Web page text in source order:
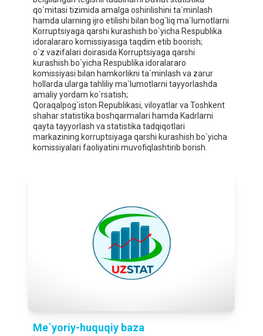
qo`mitasi tizimida amalga oshirilishini ta`minlash
hamda ularning ijro etilishi bilan bog`liq ma`lumotlarni
Korruptsiyaga qarshi kurashish bo`yicha Respublika
idoralararo komissiyasiga taqdim etib boorish;
o`z vazifalari doirasida Korruptsiyaga qarshi
kurashish bo`yicha Respublika idoralararo
komissiyasi bilan hamkorlikni ta`minlash va zarur
hollarda ularga tahliliy ma`lumotlarni tayyorlashda
amaliy yordam ko`rsatish;
Qoraqalpog`iston Republikasi, viloyatlar va Toshkent
shahar statistika boshqarmalari hamda Kadrlarni
qayta tayyorlash va statistika tadqiqotlari
markazining korruptsiyaga qarshi kurashish bo`yicha
komissiyalari faoliyatini muvofiqlashtirib borish.
Me`yoriy-huquqiy baza